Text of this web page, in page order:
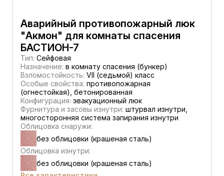
Аварийный противопожарный люк
"Акмон" для комнаты спасения
БАСТИОН-7
Тип: Сейфовая
Назначение: в комнату спасения (бункер)
Взломостойкость: VII (седьмой) класс
Особые свойства: противопожарная
(огнестойкая), бетонированная
Конфигурация: эвакуационный люк
Фурнитура и засовы изнутри: штурвал изнутри,
многосторонняя система запирания изнутри
Облицовка снаружи:
без облицовки (крашеная сталь)
Облицовка изнутри:
без облицовки (крашеная сталь)